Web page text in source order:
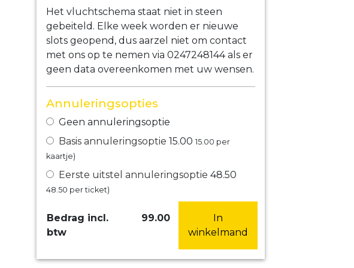
Het vluchtschema staat niet in steen
gebeiteld. Elke week worden er nieuwe
slots geopend, dus aarzel niet om contact
met ons op te nemen via 0247248144 als er
geen data overeenkomen met uw wensen.
Annuleringsopties
Geen annuleringsoptie
Basis annuleringsoptie 15.00 15.00 per
kaartje)
Eerste uitstel annuleringsoptie 48.50
48.50 per ticket)
Bedrag incl.
btw
99.00
In
winkelmand